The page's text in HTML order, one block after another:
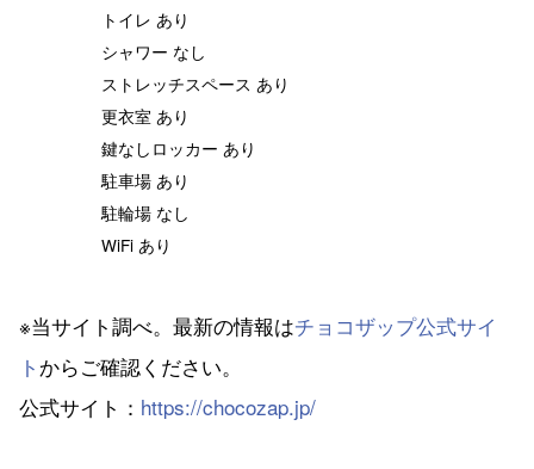
トイレ あり
シャワー なし
ストレッチスペース あり
更衣室 あり
鍵なしロッカー あり
駐車場 あり
駐輪場 なし
WiFi あり
※当サイト調べ。最新の情報はチョコザップ公式サイ
ト からご確認ください。
公式サイト： https://chocozap.jp/